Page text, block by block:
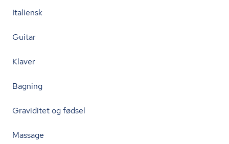
Italiensk
Guitar
Klaver
Bagning
Graviditet og fødsel
Massage